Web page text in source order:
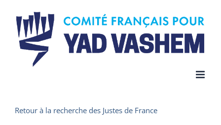
content
Retour à la recherche des Justes de France